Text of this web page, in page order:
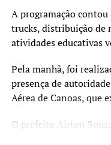
O Curta Fecic é
de Cultura e Turismo e
é da Prosa Filmes,
apoio institucional do
CurtaENEM.
A programação
trucks, distribuição de
atividades educativas
Pela manhã, foi
presença de
Aérea de Canoas, que
O prefeito Airton